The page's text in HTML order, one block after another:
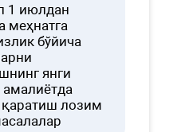
1 июлдан
меҳнатга
бўйича
янги
амалиётда
қаратиш лозим